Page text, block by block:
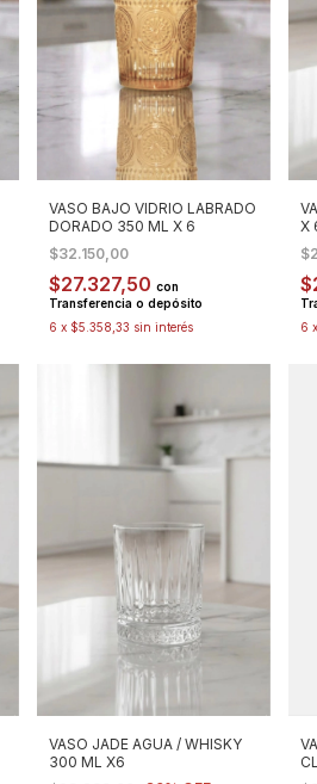
VASO BAJO VIDRIO LABRADO
DORADO 350 ML X 6
$32.150,00
$27.327,50 con
Transferencia o depósito
6 x $5.358,33 sin interés
X
6 x
VASO JADE AGUA / WHISKY
300 ML X6